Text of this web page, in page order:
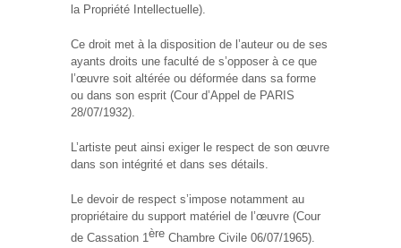
la Propriété Intellectuelle).
Ce droit met à la disposition de l’auteur ou de ses
ayants droits une faculté de s’opposer à ce que
l’œuvre soit altérée ou déformée dans sa forme
ou dans son esprit (Cour d’Appel de PARIS
28/07/1932).
L’artiste peut ainsi exiger le respect de son œuvre
dans son intégrité et dans ses détails.
Le devoir de respect s’impose notamment au
propriétaire du support matériel de l’œuvre (Cour
de Cassation 1ère Chambre Civile 06/07/1965).